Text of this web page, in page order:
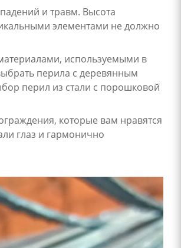
и травм. Высота
элементами не должно
используемыми в
перила с деревянным
перил из стали с порошковой
которые вам нравятся
глаз и гармонично